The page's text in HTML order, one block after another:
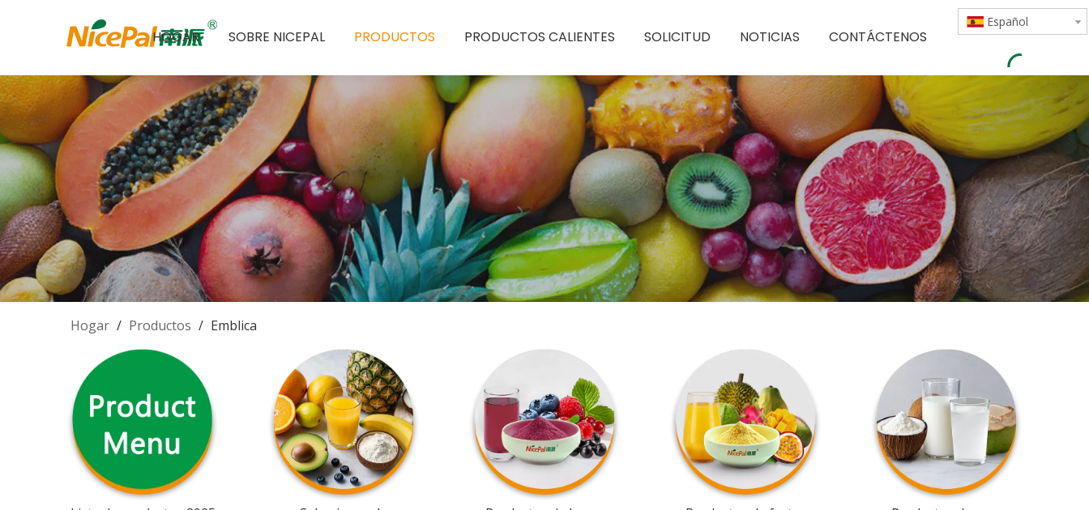
HOGAR SOBRE NICEPAL PRODUCTOS PRODUCTOS CALIENTES SOLICITUD NOTICIAS CONTÁCTENOS
Español
Hogar / Productos / Emblica